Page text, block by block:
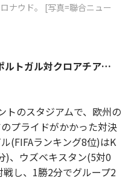
ナウド。 [写真=聯合ニュー
ルトガル対クロアチア…
トのスタジアムで、欧州の
プライドがかかった対決
(FIFAランキング8位)はK
)、ウズベキスタン(5対0
し、1勝2分でグループ2